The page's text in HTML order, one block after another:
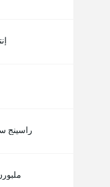
راسينج